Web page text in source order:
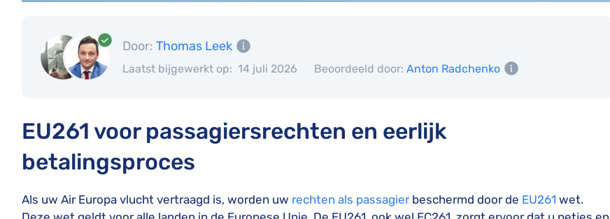
Door: Thomas Leek
Laatst bijgewerkt op: 14 juli 2026 Beoordeeld door: Anton Radchenko
EU261 voor passagiersrechten en eerlijk
betalingsproces
Als uw Air Europa vlucht vertraagd is, worden uw rechten als passagierbeschermd door de EU261 wet.